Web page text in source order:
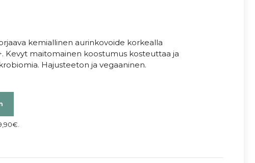
kemiallinen aurinkovoide korkealla
Kevyt maitomainen koostumus kosteuttaa ja
Hajusteeton ja vegaaninen.
€